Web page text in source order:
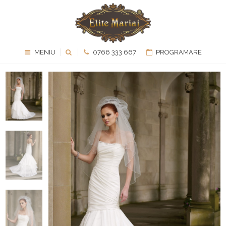
MENIU 0766 333 667 PROGRAMARE